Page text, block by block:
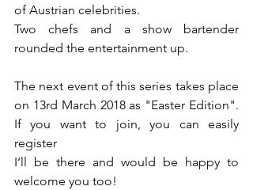
of Austrian celebrities.
Two chefs and a show bartender
rounded the entertainment up.
The next event of this series takes place
on 13rd March 2018 as "Easter Edition".
If you want to join, you can easily
register
I‘ll be there and would be happy to
welcome you too!